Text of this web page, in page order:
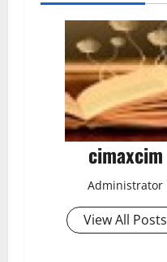
cimaxcim
Administrator
View All Posts